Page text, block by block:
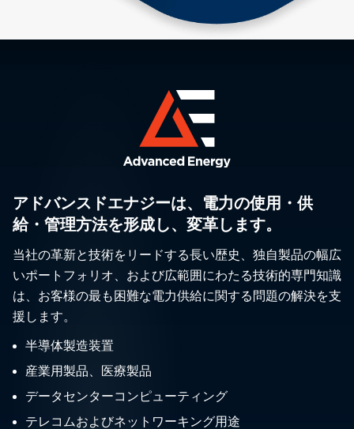
アドバンスドエナジーは、電力の使用・供
給・管理方法を形成し、変革します。
当社の革新と技術をリードする長い歴史、独自製品の幅広
いポートフォリオ、および広範囲にわたる技術的専門知識
は、お客様の最も困難な電力供給に関する問題の解決を支
援します。
半導体製造装置
産業用製品、医療製品
データセンターコンピューティング
テレコムおよびネットワーキング用途